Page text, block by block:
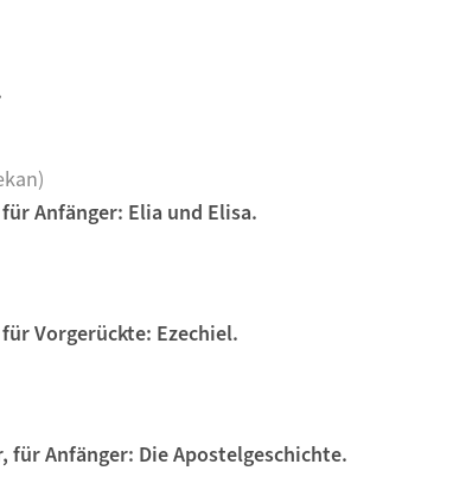
Anfänger: Elia und Elisa.
Vorgerückte: Ezechiel.
für Anfänger: Die Apostelgeschichte.